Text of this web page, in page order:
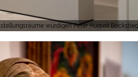
würdigen Peter August